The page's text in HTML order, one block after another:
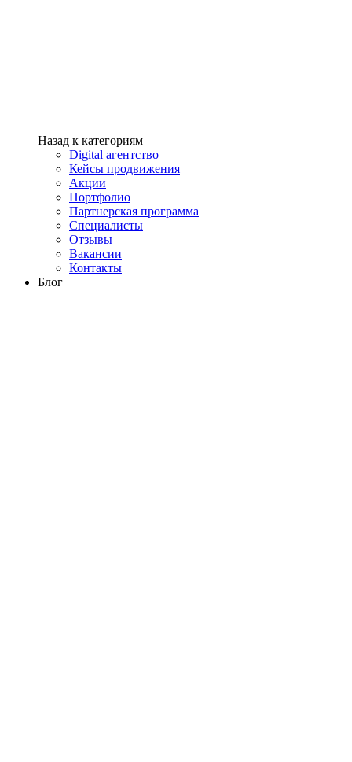
Назад к категориям
Digital агентство
Кейсы продвижения
Акции
Портфолио
Партнерская программа
Специалисты
Отзывы
Вакансии
Контакты
Блог